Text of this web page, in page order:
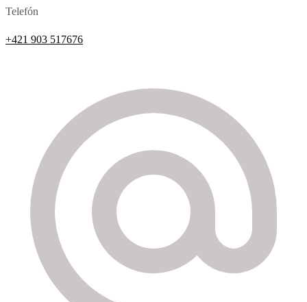
Telefón
+421 903 517676